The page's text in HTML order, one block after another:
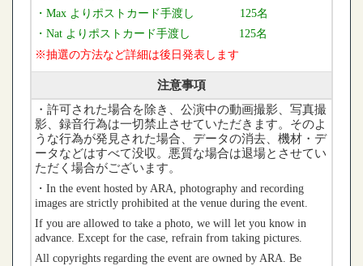
・Max よりポストカード手渡し 125名
・Nat よりポストカード手渡し 125名
※抽選の方法など詳細は後日発表します
注意事項
・許可された場合を除き、公演中の動画撮影、写真撮
影、録音行為は一切禁止させていただきます。そのよ
うな行為が発見された場合、データの消去、機材・デ
ータなどはすべて没収。悪質な場合は退場とさせてい
ただく場合がございます。
・In the event hosted by ARA, photography and recording
images are strictly prohibited at the venue during the event.
If you are allowed to take a photo, we will let you know in
advance. Except for the case, refrain from taking pictures.
All copyrights regarding the event are owned by ARA. Be